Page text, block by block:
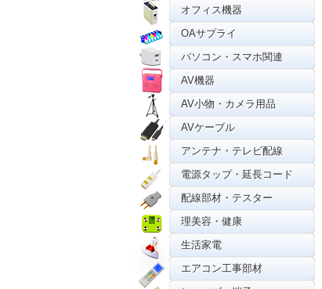
オフィス機器
OAサプライ
パソコン・スマホ関連
AV機器
AV小物・カメラ用品
AVケーブル
アンテナ・テレビ配線
電源タップ・延長コード
配線部材・テスター
理美容・健康
生活家電
エアコン工事部材